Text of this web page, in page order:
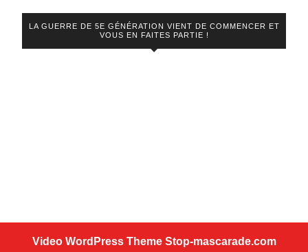
LA GUERRE DE 5E GÉNÉRATION VIENT DE COMMENCER ET
VOUS EN FAITES PARTIE !
Video WordPress ThemeStop-mascarade.com